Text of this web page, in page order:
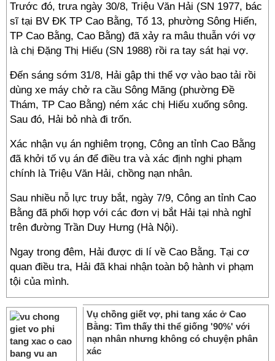
Trước đó, trưa ngày 30/8, Triệu Văn Hải (SN 1977, bác
sĩ tại BV ĐK TP Cao Bằng, Tổ 13, phường Sông Hiến,
TP Cao Bằng, Cao Bằng) đã xảy ra mâu thuẫn với vợ
là chị Đặng Thị Hiếu (SN 1988) rồi ra tay sát hại vợ.
Đến sáng sớm 31/8, Hải gập thi thể vợ vào bao tải rồi
dùng xe máy chở ra cầu Sông Mãng (phường Đề
Thám, TP Cao Bằng) ném xác chị Hiếu xuống sông.
Sau đó, Hải bỏ nhà đi trốn.
Xác nhận vụ án nghiêm trọng, Công an tỉnh Cao Bằng
đã khởi tố vụ án để điều tra và xác định nghi phạm
chính là Triệu Văn Hải, chồng nạn nhân.
Sau nhiều nỗ lực truy bắt, ngày 7/9, Công an tỉnh Cao
Bằng đã phối hợp với các đơn vị bắt Hải tại nhà nghỉ
trên đường Trần Duy Hưng (Hà Nội).
Ngay trong đêm, Hải được di lí về Cao Bằng. Tại cơ
quan điều tra, Hải đã khai nhận toàn bộ hành vi phạm
tội của mình.
Vụ chồng giết vợ, phi tang xác ở Cao
Bằng: Tìm thấy thi thể giống '90%' với
nạn nhân nhưng không có chuyện phân
xác